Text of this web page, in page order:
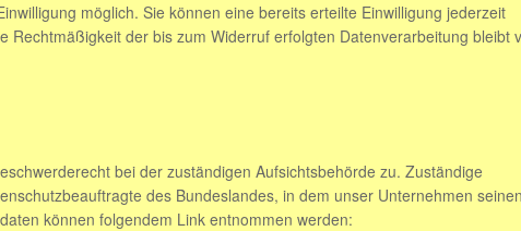
möglich. Sie können eine bereits erteilte Einwilligung jederzeit
der bis zum Widerruf erfolgten Datenverarbeitung bleibt
bei der zuständigen Aufsichtsbehörde zu. Zuständige
des Bundeslandes, in dem unser Unternehmen seinen
können folgendem Link entnommen werden: